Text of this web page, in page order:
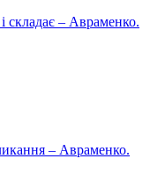
складає – Авраменко.
– Авраменко.